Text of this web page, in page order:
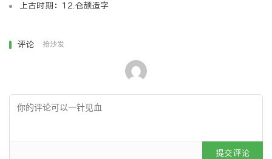
伤。战争造成了严重的经济损失。
第一次世界大战爆发后，战争主要在欧洲战场上进行。
英、法、比等国的军队同德军对抗的西线，俄国军队同奥匈
上古时期：12.仓颉造字
评论 抢沙发
提交评论